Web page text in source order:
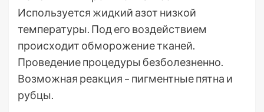
Используется жидкий азот низкой
температуры. Под его воздействием
происходит обморожение тканей.
Проведение процедуры безболезненно.
Возможная реакция – пигментные пятна и
рубцы.